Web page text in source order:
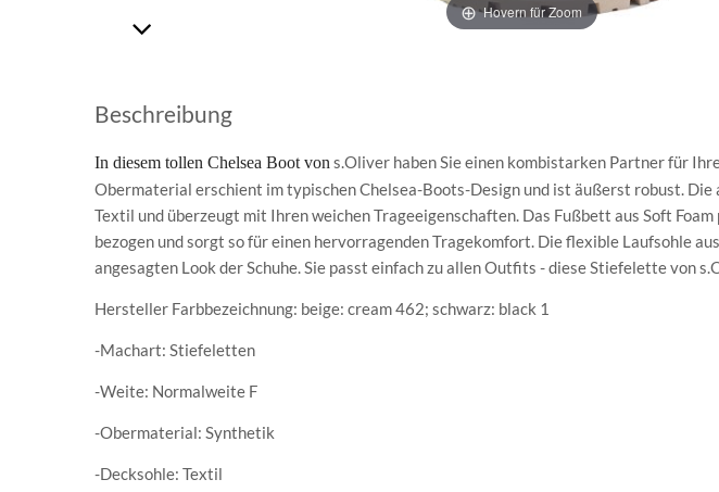
Hovern für Zoom
Beschreibung
In diesem tollen Chelsea Boot von s.Oliver haben Sie einen kombistarken Partner für
Obermaterial erschient im typischen Chelsea-Boots-Design und ist äußerst robust.
Textil und überzeugt mit Ihren weichen Trageeigenschaften. Das Fußbett aus Soft
bezogen und sorgt so für einen hervorragenden Tragekomfort. Die flexible Laufsohle
angesagten Look der Schuhe. Sie passt einfach zu allen Outfits - diese Stiefelette von
Hersteller Farbbezeichnung: beige: cream 462; schwarz: black 1
-Machart: Stiefeletten
-Weite: Normalweite F
-Obermaterial: Synthetik
-Decksohle: Textil